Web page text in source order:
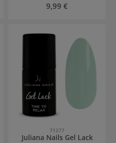
Regulärer Preis:
9,99 €
71277
Juliana Nails Gel Lack